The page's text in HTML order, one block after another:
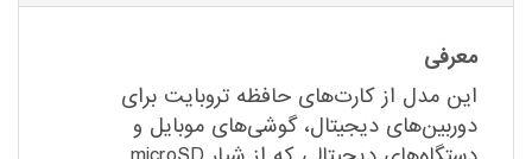
معرفی
این مدل از کارت‌های حافظه تروبایت برای
دوربین‌های دیجیتال، گوشی‌های موبایل و